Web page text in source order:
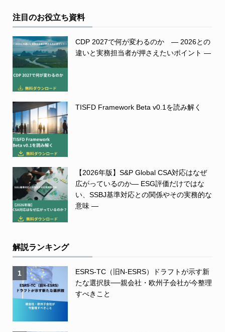
注目のお役立ち資料
CDP 2027で何が変わるのか ― 2026との
違いと実務担当者が押さえたいポイント ―
TISFD Framework Beta v0.1を読み解く
【2026年版】S&P Global CSA対応はなぜ
広がっているのか― ESG評価だけではな
い、SSBJ基準対応との関係やその実務的な
意味 ―
解説ランキング
1
ESRS-TC（旧N-ESRS）ドラフトが示す新
たな選択肢──親会社・欧州子会社が今整理
すべきこと